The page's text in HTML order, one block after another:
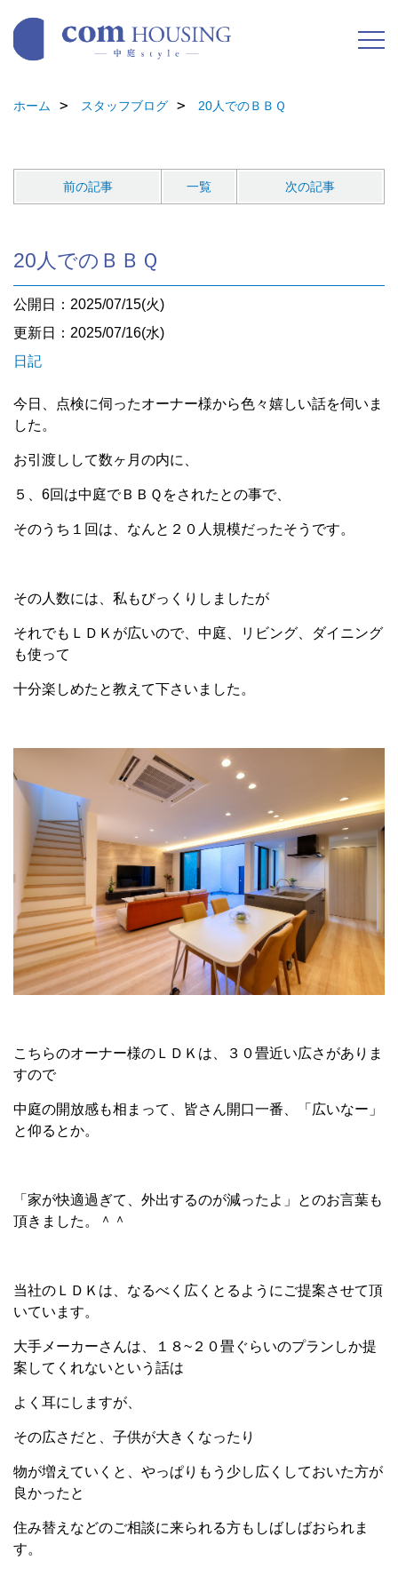
ホーム スタッフブログ 20人でのＢＢＱ
前の記事 一覧 次の記事
20人でのＢＢＱ
公開日：2025/07/15(火)
更新日：2025/07/16(水)
日記
今日、点検に伺ったオーナー様から色々嬉しい話を伺いま
した。
お引渡しして数ヶ月の内に、
５、6回は中庭でＢＢＱをされたとの事で、
そのうち１回は、なんと２０人規模だったそうです。
その人数には、私もびっくりしましたが
それでもＬＤＫが広いので、中庭、リビング、ダイニング
も使って
十分楽しめたと教えて下さいました。
こちらのオーナー様のＬＤＫは、３０畳近い広さがありま
すので
中庭の開放感も相まって、皆さん開口一番、「広いなー」
と仰るとか。
「家が快適過ぎて、外出するのが減ったよ」とのお言葉も
頂きました。＾＾
当社のＬＤＫは、なるべく広くとるようにご提案させて頂
いています。
大手メーカーさんは、１８~２０畳ぐらいのプランしか提
案してくれないという話は
よく耳にしますが、
その広さだと、子供が大きくなったり
物が増えていくと、やっぱりもう少し広くしておいた方が
良かったと
住み替えなどのご相談に来られる方もしばしばおられま
す。